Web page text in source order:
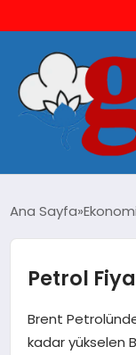
GÜNCEL
YAŞAM
MAGAZIN
Ana Sayfa Ekonomi
Petrol
Brent
kadar yükselen